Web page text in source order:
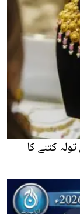
کتنے کا